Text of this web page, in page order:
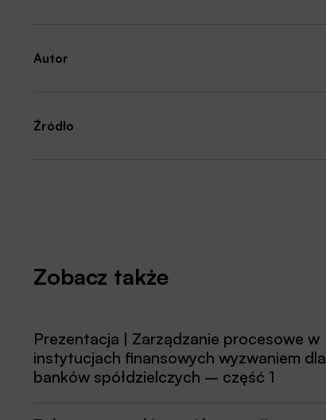
Autor
Źródło
Zobacz także
Prezentacja | Zarządzanie procesowe w
instytucjach finansowych wyzwaniem dla
banków spółdzielczych – część 1